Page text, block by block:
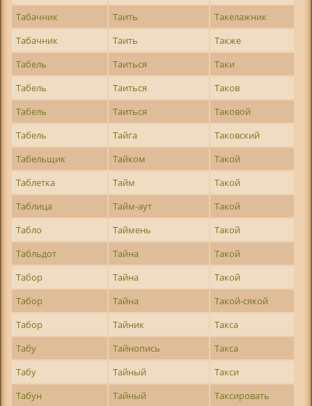
Табачник
Таить
Такелажник
Табачник
Таить
Также
Табель
Таиться
Таки
Табель
Таиться
Таков
Табель
Таиться
Таковой
Табель
Тайга
Таковский
Табельщик
Тайком
Такой
Таблетка
Тайм
Такой
Таблица
Тайм-аут
Такой
Табло
Таймень
Такой
Табльдот
Тайна
Такой
Табор
Тайна
Такой
Табор
Тайна
Такой-сякой
Табор
Тайник
Такса
Табу
Тайнопись
Такса
Табу
Тайный
Такси
Табун
Тайный
Таксировать